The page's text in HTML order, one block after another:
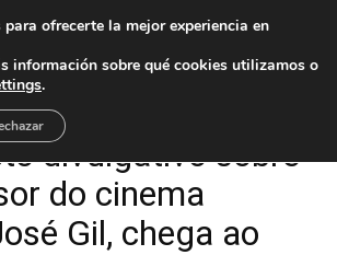
divulgativo sobre
do cinema
Gil, chega ao
ofrecerte la mejor experiencia en
información sobre qué cookies utilizamos o
.